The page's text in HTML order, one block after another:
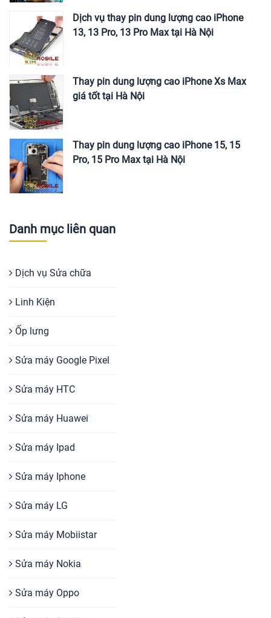
Dịch vụ thay pin dung lượng cao iPhone
13, 13 Pro, 13 Pro Max tại Hà Nội
Thay pin dung lượng cao iPhone Xs Max
giá tốt tại Hà Nội
Thay pin dung lượng cao iPhone 15, 15
Pro, 15 Pro Max tại Hà Nội
Danh mục liên quan
Dịch vụ Sửa chữa
Linh Kiện
Ốp lưng
Sửa máy Google Pixel
Sửa máy HTC
Sửa máy Huawei
Sửa máy Ipad
Sửa máy Iphone
Sửa máy LG
Sửa máy Mobiistar
Sửa máy Nokia
Sửa máy Oppo